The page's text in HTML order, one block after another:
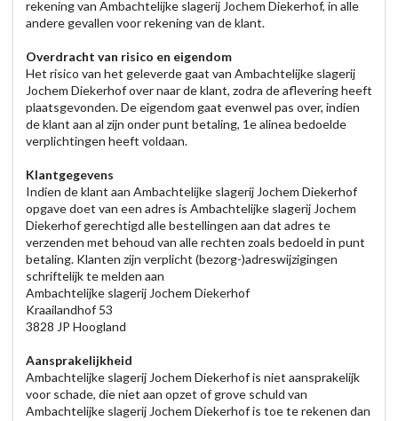
rekening van Ambachtelijke slagerij Jochem Diekerhof, in alle
andere gevallen voor rekening van de klant.
Overdracht van risico en eigendom
Het risico van het geleverde gaat van Ambachtelijke slagerij
Jochem Diekerhof over naar de klant, zodra de aflevering heeft
plaatsgevonden. De eigendom gaat evenwel pas over, indien
de klant aan al zijn onder punt betaling, 1e alinea bedoelde
verplichtingen heeft voldaan.
Klantgegevens
Indien de klant aan Ambachtelijke slagerij Jochem Diekerhof
opgave doet van een adres is Ambachtelijke slagerij Jochem
Diekerhof gerechtigd alle bestellingen aan dat adres te
verzenden met behoud van alle rechten zoals bedoeld in punt
betaling. Klanten zijn verplicht (bezorg-)adreswijzigingen
schriftelijk te melden aan
Ambachtelijke slagerij Jochem Diekerhof
Kraailandhof 53
3828 JP Hoogland
Aansprakelijkheid
Ambachtelijke slagerij Jochem Diekerhof is niet aansprakelijk
voor schade, die niet aan opzet of grove schuld van
Ambachtelijke slagerij Jochem Diekerhof is toe te rekenen dan